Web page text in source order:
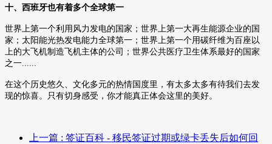
十、西班牙也有着多个全球第一
世界上第一个利用风力发电的国家；世界上第一大再生能源企业的国
家；太阳能光热发电能力全球第一；世界上第一个用碳纤维为百座以
上的大飞机制造飞机主体的公司；世界公共医疗卫生体系最好的国家
之一......
在这个历史悠久、文化多元的热情国度里，有太多太多有待我们去发
现的惊喜。只有切身感受，你才能真正体会这里的美好。
上一篇 : 签证百科 - 移民签证过期或绿卡丢失后如何回